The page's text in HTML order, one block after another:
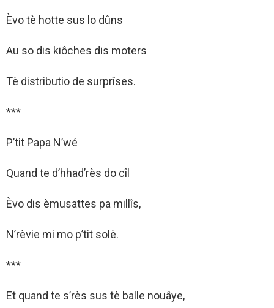
Èvo tè hotte sus lo dûns
Au so dis kiôches dis moters
Tè distributio de surprîses.
***
P’tit Papa N’wé
Quand te d’hhad’rès do cîl
Èvo dis èmusattes pa millîs,
N’rèvie mi mo p’tit solè.
***
Et quand te s’rès sus tè balle nouâye,